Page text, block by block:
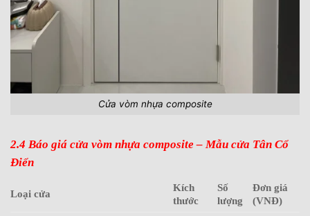
Cửa vòm nhựa composite
2.4 Báo giá cửa vòm nhựa composite – Mẫu cửa Tân Cổ
Điển
Loại cửa
Kích
thước
Số
lượng
Đơn giá
(VNĐ)